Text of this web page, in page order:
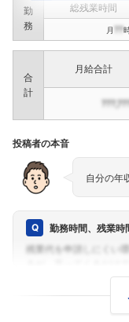
勤
務
総残業時間
月 ??
合
計
月給合計
投稿者の本音
自分の年
勤務時間、残業時